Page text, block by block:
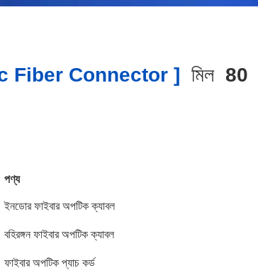
Connector ] মিল 80
পণ্য
ইনডোর ফাইবার অপটিক ক্যাবল
বহিরঙ্গন ফাইবার অপটিক ক্যাবল
ফাইবার অপটিক প্যাচ কর্ড